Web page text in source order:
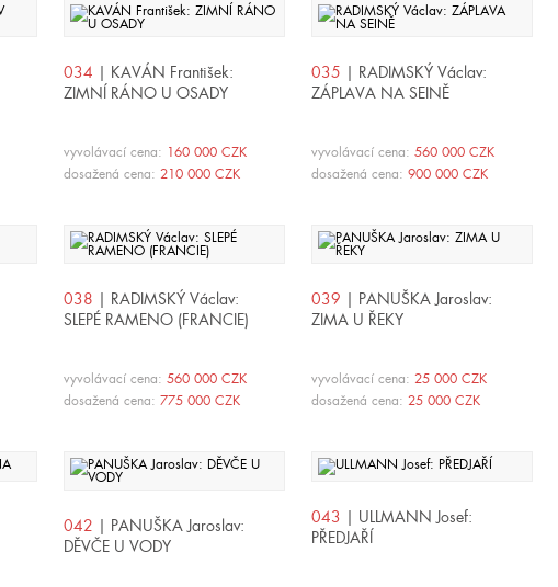
034 | KAVÁN František:
ZIMNÍ RÁNO U OSADY
vyvolávací cena: 160 000 CZK
dosažená cena: 210 000 CZK
035 | RADIMSKÝ Václav:
ZÁPLAVA NA SEINĚ
vyvolávací cena: 560 000 CZK
dosažená cena: 900 000 CZK
038 | RADIMSKÝ Václav:
SLEPÉ RAMENO (FRANCIE)
vyvolávací cena: 560 000 CZK
dosažená cena: 775 000 CZK
039 | PANUŠKA Jaroslav:
ZIMA U ŘEKY
vyvolávací cena: 25 000 CZK
dosažená cena: 25 000 CZK
042 | PANUŠKA Jaroslav:
DĚVČE U VODY
043 | ULLMANN Josef:
PŘEDJAŘÍ